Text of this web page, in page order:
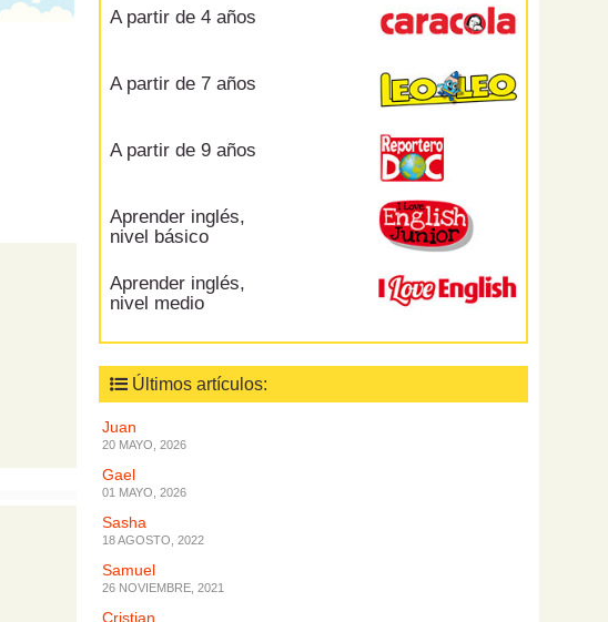
A partir de 4 años
A partir de 7 años
A partir de 9 años
Aprender inglés,
nivel básico
Aprender inglés,
nivel medio
Últimos artículos:
Juan
20 MAYO, 2026
Gael
01 MAYO, 2026
Sasha
18 AGOSTO, 2022
Samuel
26 NOVIEMBRE, 2021
Cristian